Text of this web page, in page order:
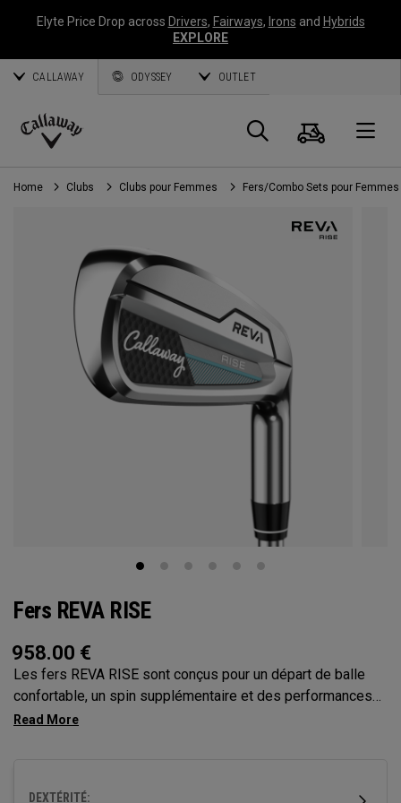
Elyte Price Drop across Drivers, Fairways, Irons and Hybrids
EXPLORE
CALLAWAY ODYSSEY OUTLET
Callaway
Golf
Panier
Home Clubs Clubs pour Femmes Fers/Combo Sets pour Femmes
Fers REVA RISE
958.00 €
Les fers REVA RISE sont conçus pour un départ de balle
confortable, un spin supplémentaire et des performances
régulières. Ils intègrent les dynamiques de swings
DEXTÉRITÉ: